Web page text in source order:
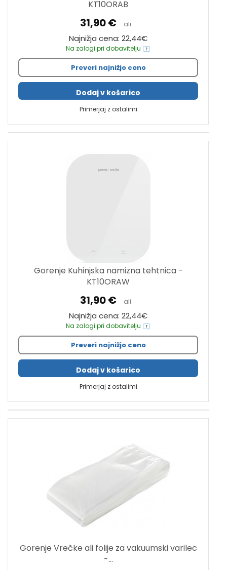
KT10ORAB
31,90 € ali
Najnižja cena: 22,44€
Na zalogi pri dobavitelju
Preveri najnižjo ceno
Dodaj v košarico
Primerjaj z ostalimi
Gorenje Kuhinjska namizna tehtnica -
KT10ORAW
31,90 € ali
Najnižja cena: 22,44€
Na zalogi pri dobavitelju
Preveri najnižjo ceno
Dodaj v košarico
Primerjaj z ostalimi
Gorenje Vrečke ali folije za vakuumski varilec
-...